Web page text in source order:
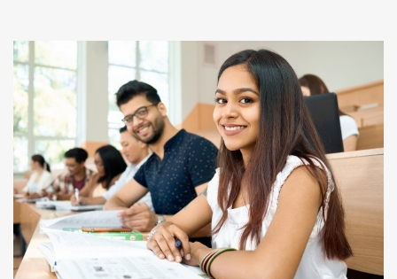
Universités de Tunis 2026